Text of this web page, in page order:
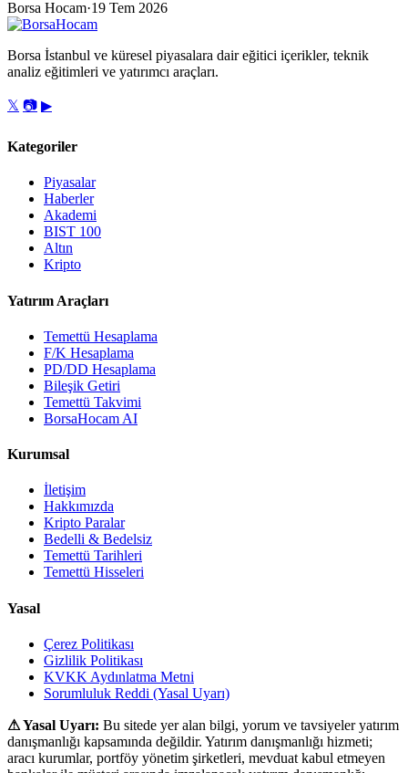
Borsa Hocam·19 Tem 2026
Borsa İstanbul ve küresel piyasalara dair eğitici içerikler, teknik
analiz eğitimleri ve yatırımcı araçları.
𝕏 📷 ▶
Kategoriler
Piyasalar
Haberler
Akademi
BIST 100
Altın
Kripto
Yatırım Araçları
Temettü Hesaplama
F/K Hesaplama
PD/DD Hesaplama
Bileşik Getiri
Temettü Takvimi
BorsaHocam AI
Kurumsal
İletişim
Hakkımızda
Kripto Paralar
Bedelli & Bedelsiz
Temettü Tarihleri
Temettü Hisseleri
Yasal
Çerez Politikası
Gizlilik Politikası
KVKK Aydınlatma Metni
Sorumluluk Reddi (Yasal Uyarı)
⚠ Yasal Uyarı: Bu sitede yer alan bilgi, yorum ve tavsiyeler yatırım
danışmanlığı kapsamında değildir. Yatırım danışmanlığı hizmeti;
aracı kurumlar, portföy yönetim şirketleri, mevduat kabul etmeyen